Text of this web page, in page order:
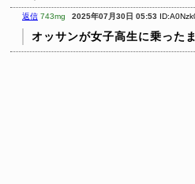
返信 743mg 2025年07月30日 05:53
オッサンが女子高生に乗った